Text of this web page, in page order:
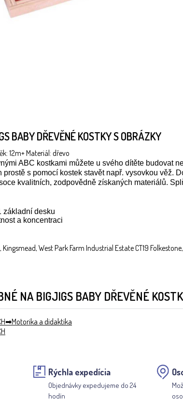
BABY DŘEVĚNÉ KOSTKY S OBRÁZKY
12m+ Materiál: dřevo
ABC kostkami můžete u svého dítěte budovat
s pomocí kostek stavět např. vysovkou věž.
kvalitních, zodpovědně získaných materiálů.
základní desku
a koncentraci
West Park Farm Industrial Estate CT19
NA BIGJIGS BABY DŘEVĚNÉ
Motorika a didaktika
Rýchla expedícia
Objednávky expedujeme do 24
hodín